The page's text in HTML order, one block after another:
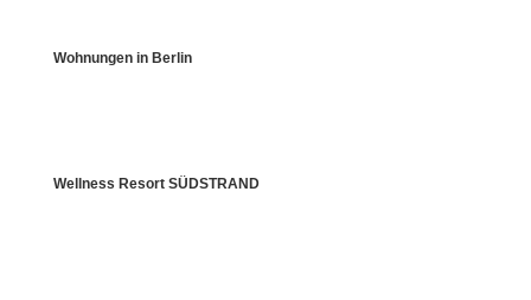
Wohnungen in Berlin
Wellness Resort SÜDSTRAND